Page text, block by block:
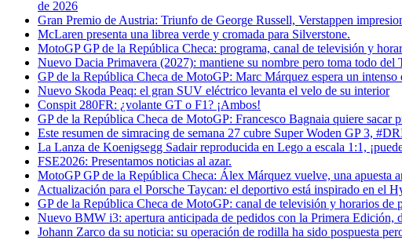
de 2026
Gran Premio de Austria: Triunfo de George Russell, Verstappen
McLaren presenta una librea verde y cromada para Silverstone.
MotoGP GP de la República Checa: programa, canal de televisión y
Nuevo Dacia Primavera (2027): mantiene su nombre pero toma todo del
GP de la República Checa de MotoGP: Marc Márquez espera un
Nuevo Skoda Peaq: el gran SUV eléctrico levanta el velo de su interior
Conspit 280FR: ¿volante GT o F1? ¡Ambos!
GP de la República Checa de MotoGP: Francesco Bagnaia quiere sacar
Este resumen de simracing de semana 27 cubre Super Woden GP 3,
La Lanza de Koenigsegg Sadair reproducida en Lego a escala 1:1,
FSE2026: Presentamos noticias al azar.
MotoGP GP de la República Checa: Álex Márquez vuelve, una apuesta
Actualización para el Porsche Taycan: el deportivo está inspirado en el
GP de la República Checa de MotoGP: canal de televisión y horarios
Nuevo BMW i3: apertura anticipada de pedidos con la Primera Edición,
Johann Zarco da su noticia: su operación de rodilla ha sido pospuesta